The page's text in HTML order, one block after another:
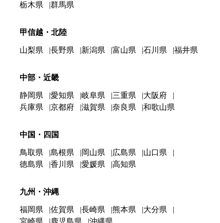
栃木県
群馬県
甲信越・北陸
山梨県 長野県 新潟県 富山県 石川県 福井県
中部・近畿
静岡県 愛知県 岐阜県 三重県
大阪府
兵庫県
京都府 滋賀県 奈良県 和歌山県
中国・四国
鳥取県 島根県 岡山県 広島県
山口県
徳島県
香川県 愛媛県 高知県
九州・沖縄
福岡県 佐賀県 長崎県 熊本県
大分県